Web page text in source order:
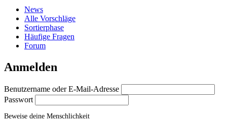
Zum
Inhalt
springen
News
Alle Vorschläge
Sortierphase
Häufige Fragen
Forum
Anmelden
Benutzername oder E-Mail-Adresse
Passwort
Beweise deine Menschlichkeit